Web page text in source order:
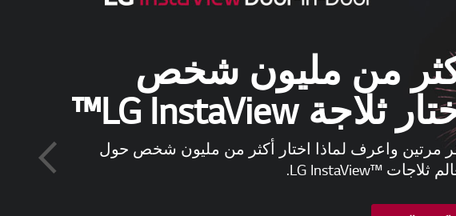
انقر مرتين لرؤية ما في
الثلاجة
لماذا تزعج نفسك بفتح باب الثلاجة في كل مرة لرؤية ما
بداخلها؟ الآن يمكنك أن ترى ما بداخل الثلاجة بمجرد النقر
مرتين على ثلاجة ™InstaView Door-in-Door دون فتح الباب
للمساعدة في الحفاظ على المواد الغذائية طازجة لفترة
أطول.